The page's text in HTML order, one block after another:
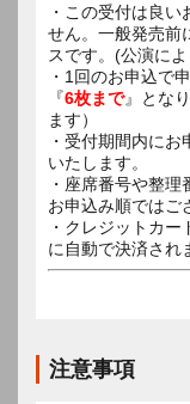
・この受付は良
せん。一般発売前
スです。(公演に
・1回のお申込で
『6枚まで』とな
ます）
・受付期間内に
いたします。
・座席番号や整理
お申込み順ではご
・クレジットカ
に自動で決済され
注意事項